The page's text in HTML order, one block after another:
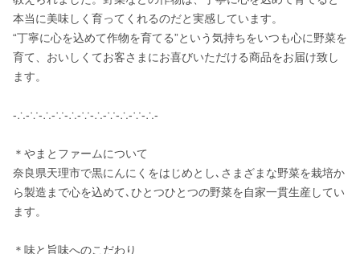
本当に美味しく育ってくれるのだと実感しています。
“丁寧に心を込めて作物を育てる”という気持ちをいつも心に野菜を
育て、おいしくてお客さまにお喜びいただける商品をお届け致し
ます。
-∴-∵-∴-∵-∴-∵-∴-∵-∴-∵-∴-
＊やまとファームについて
奈良県天理市で黒にんにくをはじめとし､さまざまな野菜を栽培か
ら製造まで心を込めて､ひとつひとつの野菜を自家一貫生産してい
ます。
＊味と旨味へのこだわり